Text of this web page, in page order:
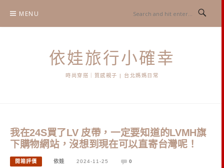
content
MENU
依娃旅行小確幸
時尚穿搭｜質感親子 | 台北媽媽日常
我在24S買了LV 皮帶，一定要知道的LVMH旗
下購物網站，沒想到現在可以直寄台灣呢！
開箱評價 依娃 2024-11-25 0